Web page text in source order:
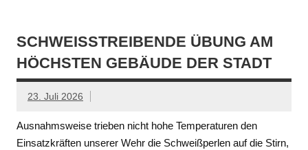
SCHWEISSTREIBENDE ÜBUNG AM H
ÖCHSTEN GEBÄUDE DER STADT
23. Juli 2026
Ausnahmsweise trieben nicht hohe Temperaturen den
Einsatzkräften unserer Wehr die Schweißperlen auf die Stirn,